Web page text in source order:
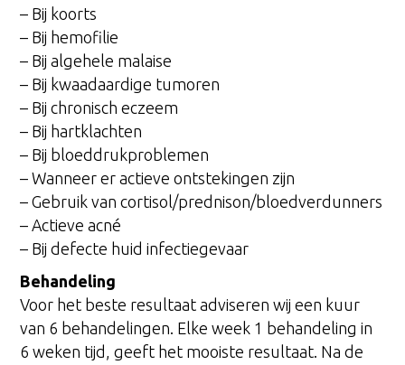
– Bij koorts
– Bij hemofilie
– Bij algehele malaise
– Bij kwaadaardige tumoren
– Bij chronisch eczeem
– Bij hartklachten
– Bij bloeddrukproblemen
– Wanneer er actieve ontstekingen zijn
– Gebruik van cortisol/prednison/bloedverdunners
– Actieve acné
– Bij defecte huid infectiegevaar
Behandeling
Voor het beste resultaat adviseren wij een kuur
van 6 behandelingen. Elke week 1 behandeling in
6 weken tijd, geeft het mooiste resultaat. Na de